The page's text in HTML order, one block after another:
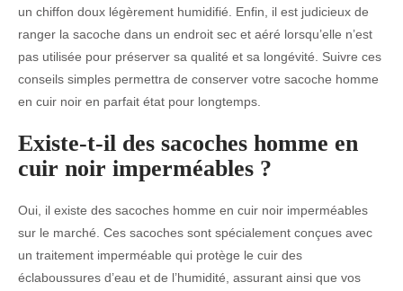
un chiffon doux légèrement humidifié. Enfin, il est judicieux de
ranger la sacoche dans un endroit sec et aéré lorsqu’elle n’est
pas utilisée pour préserver sa qualité et sa longévité. Suivre ces
conseils simples permettra de conserver votre sacoche homme
en cuir noir en parfait état pour longtemps.
Existe-t-il des sacoches homme en
cuir noir imperméables ?
Oui, il existe des sacoches homme en cuir noir imperméables
sur le marché. Ces sacoches sont spécialement conçues avec
un traitement imperméable qui protège le cuir des
éclaboussures d’eau et de l’humidité, assurant ainsi que vos